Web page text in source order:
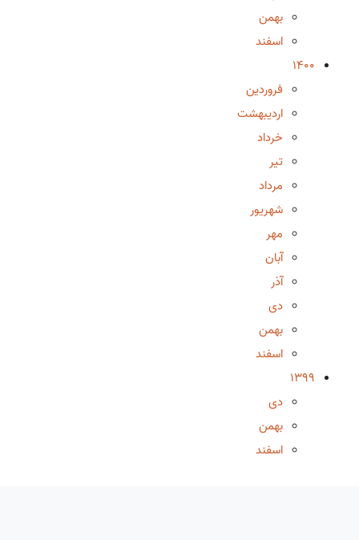
بهمن
اسفند
1400
فروردین
اردیبهشت
خرداد
تیر
مرداد
شهریور
مهر
آبان
آذر
دی
بهمن
اسفند
1399
دی
بهمن
اسفند